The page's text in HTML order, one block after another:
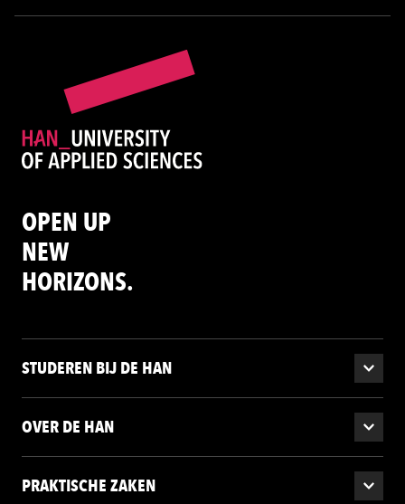
OPEN UP
NEW
HORIZONS.
STUDEREN BIJ DE HAN
OVER DE HAN
PRAKTISCHE ZAKEN